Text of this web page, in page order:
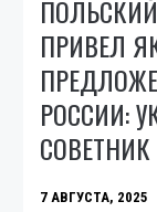
ПРИВЕЛ
РОССИИ:
СОВЕТНИК
7 АВГУСТА, 2025